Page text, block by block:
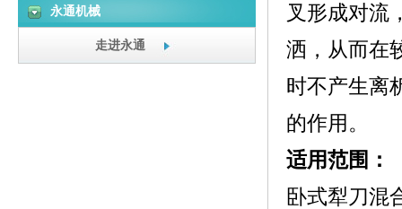
叉形成对流
洒，从而在
时不产生离
的作用。
适用范围：
卧式犁刀混
永通机械
走进永通